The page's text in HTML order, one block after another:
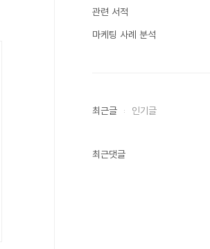
관련 서적
마케팅 사례 분석
최근글 인기글
최근댓글